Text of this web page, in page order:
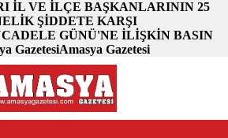
İL VE İLÇE BAŞKANLARININ 25
ŞİDDETE KARŞI
GÜNÜ'NE İLİŞKİN BASIN
GazetesiAmasya Gazetesi